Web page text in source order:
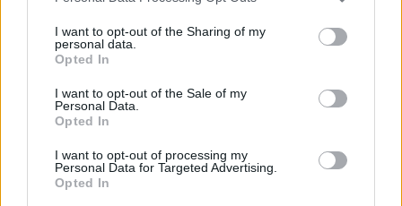
not limited to your visit or usage behaviour. You may click to
grant or deny consent to Google and its third-party tags to
use your data for below specified purposes in below Google
consent section.
I want to opt-out of the Sharing of my
personal data.
Opted In
I want to opt-out of the Sale of my
Personal Data.
Opted In
I want to opt-out of processing my
Personal Data for Targeted Advertising.
Opted In
Continua a leggere